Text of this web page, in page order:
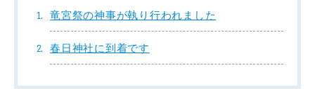
竜宮祭の神事が執り行われました
春日神社に到着です